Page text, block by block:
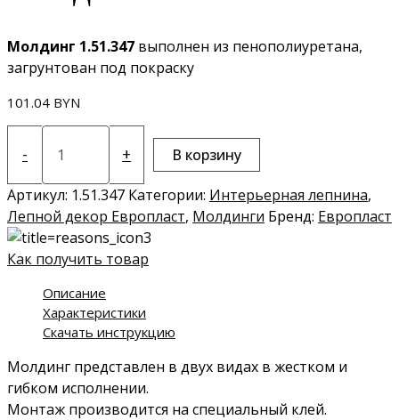
Молдинг 1.51.347 выполнен из пенополиуретана,
загрунтован под покраску
101.04 BYN
-
Количество
1.51.347
+ В корзину
Артикул: 1.51.347 Категории: Интерьерная лепнина,
Лепной декор Европласт, Молдинги Бренд: Европласт
Как получить товар
Описание
Характеристики
Скачать инструкцию
Молдинг представлен в двух видах в жестком и
гибком исполнении.
Монтаж производится на специальный клей.